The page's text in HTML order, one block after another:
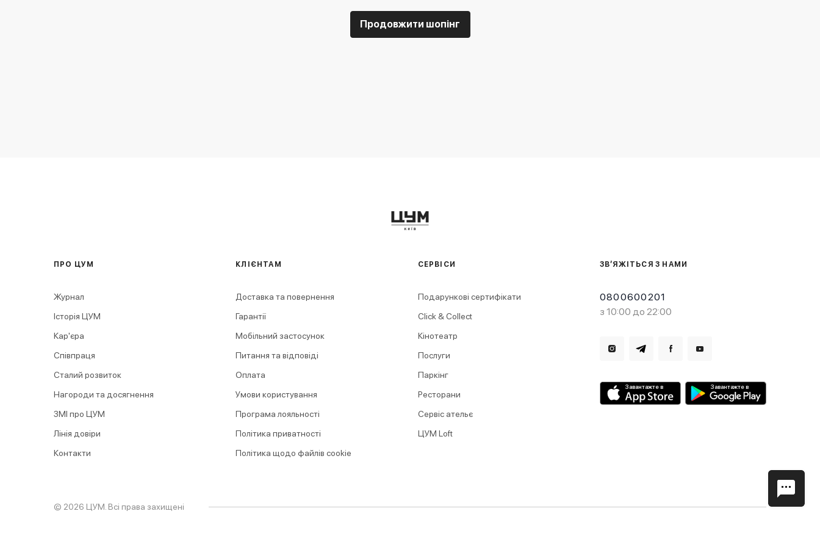
Продовжити шопінг
ЗВ’ЯЖІТЬСЯ З НАМИ
0800600201
з 10:00 до 22:00
Завантажте в Завантажте в
ПРО ЦУМ
Журнал
Історія ЦУМ
Кар'єра
Співпраця
Сталий розвиток
Нагороди та досягнення
ЗМІ про ЦУМ
Лінія довіри
Контакти
КЛІЄНТАМ
Доставка та повернення
Гарантії
Мобільний застосунок
Питання та відповіді
Оплата
Умови користування
Програма лояльності
Політика приватності
Політика щодо файлів cookie
СЕРВІСИ
Подарункові сертифікати
Click & Collect
Кінотеатр
Послуги
Паркінг
Ресторани
Сервіс ательє
ЦУМ Loft
© 2026 ЦУМ. Всі права захищені